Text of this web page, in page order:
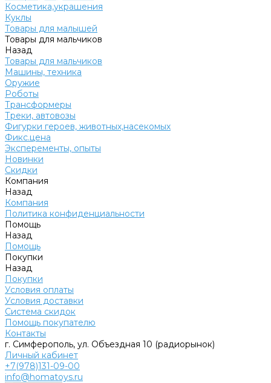
Косметика,украшения
Куклы
Товары для малышей
Товары для мальчиков
Назад
Товары для мальчиков
Машины, техника
Оружие
Роботы
Трансформеры
Треки, автовозы
Фигурки героев, животных,насекомых
Фикс.цена
Эксперементы, опыты
Новинки
Скидки
Компания
Назад
Компания
Политика конфиденциальности
Помощь
Назад
Помощь
Покупки
Назад
Покупки
Условия оплаты
Условия доставки
Система скидок
Помощь покупателю
Контакты
г. Симферополь, ул. Объездная 10 (радиорынок)
Личный кабинет
+7(978)131-09-00
info@homatoys.ru